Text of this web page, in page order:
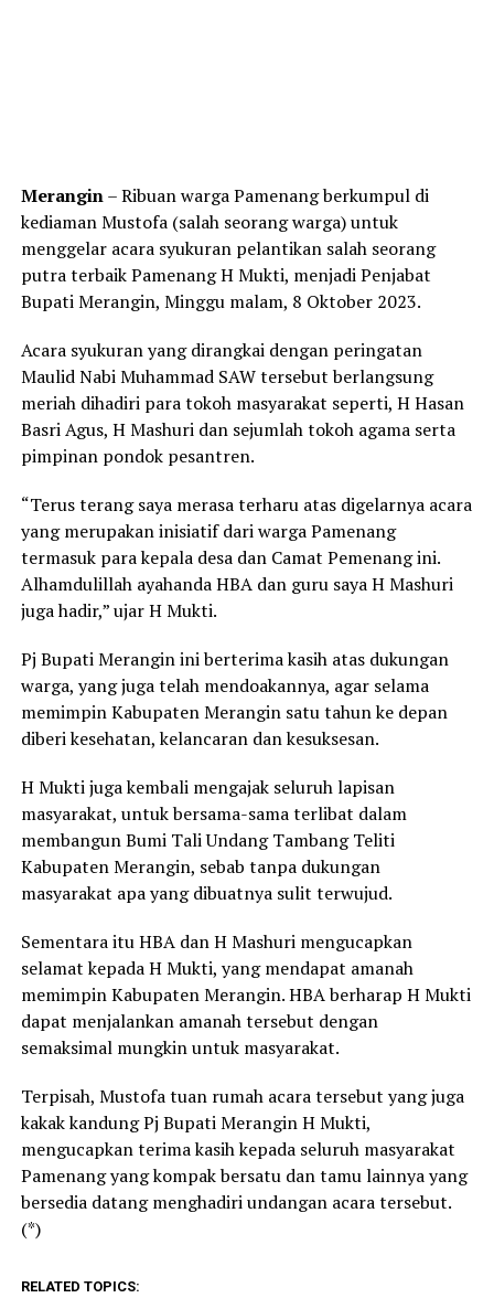
Merangin– Ribuan warga Pamenang berkumpul di
kediaman Mustofa (salah seorang warga) untuk
menggelar acara syukuran pelantikan salah seorang
putra terbaik Pamenang H Mukti, menjadi Penjabat
Bupati Merangin, Minggu malam, 8 Oktober 2023.
Acara syukuran yang dirangkai dengan peringatan
Maulid Nabi Muhammad SAW tersebut berlangsung
meriah dihadiri para tokoh masyarakat seperti, H Hasan
Basri Agus, H Mashuri dan sejumlah tokoh agama serta
pimpinan pondok pesantren.
“Terus terang saya merasa terharu atas digelarnya acara
yang merupakan inisiatif dari warga Pamenang
termasuk para kepala desa dan Camat Pemenang ini.
Alhamdulillah ayahanda HBA dan guru saya H Mashuri
juga hadir,” ujar H Mukti.
Pj Bupati Merangin ini berterima kasih atas dukungan
warga, yang juga telah mendoakannya, agar selama
memimpin Kabupaten Merangin satu tahun ke depan
diberi kesehatan, kelancaran dan kesuksesan.
H Mukti juga kembali mengajak seluruh lapisan
masyarakat, untuk bersama-sama terlibat dalam
membangun Bumi Tali Undang Tambang Teliti
Kabupaten Merangin, sebab tanpa dukungan
masyarakat apa yang dibuatnya sulit terwujud.
Sementara itu HBA dan H Mashuri mengucapkan
selamat kepada H Mukti, yang mendapat amanah
memimpin Kabupaten Merangin. HBA berharap H Mukti
dapat menjalankan amanah tersebut dengan
semaksimal mungkin untuk masyarakat.
Terpisah, Mustofa tuan rumah acara tersebut yang juga
kakak kandung Pj Bupati Merangin H Mukti,
mengucapkan terima kasih kepada seluruh masyarakat
Pamenang yang kompak bersatu dan tamu lainnya yang
bersedia datang menghadiri undangan acara tersebut.
(*)
RELATED TOPICS: